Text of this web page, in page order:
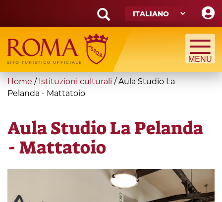
main
content
Search
form
Cerca
You
are
Home / Istituzioni culturali /Aula Studio La
Pelanda - Mattatoio
Aula Studio La Pelanda
- Mattatoio